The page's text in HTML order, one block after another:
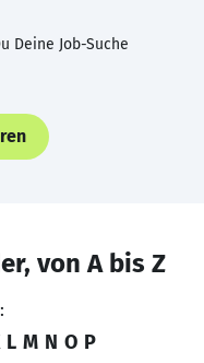
Deine Job-Suche
von A bis Z
L M N O P